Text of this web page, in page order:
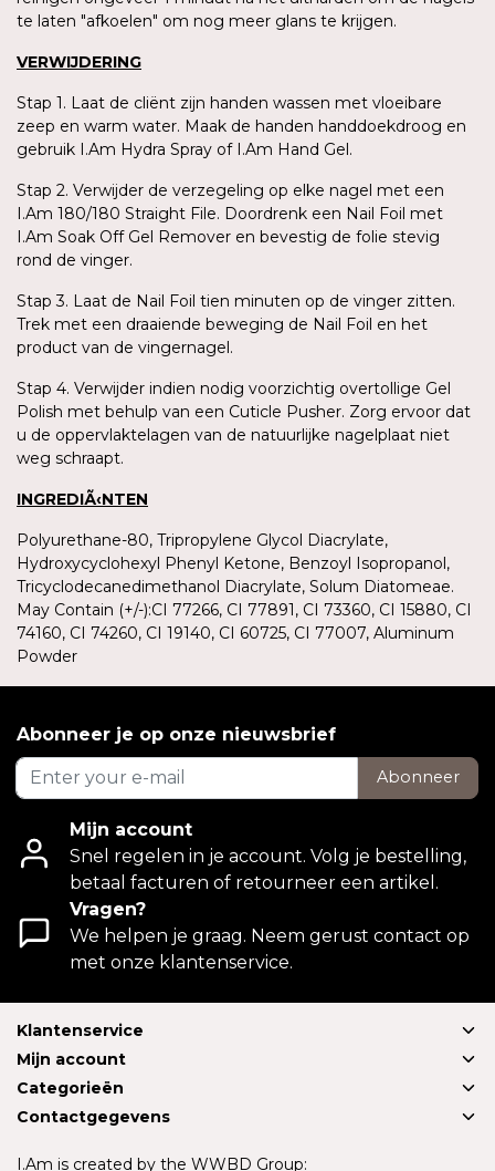
te laten "afkoelen" om nog meer glans te krijgen.
VERWIJDERING
Stap 1. Laat de cliënt zijn handen wassen met vloeibare
zeep en warm water. Maak de handen handdoekdroog en
gebruik I.Am Hydra Spray of I.Am Hand Gel.
Stap 2. Verwijder de verzegeling op elke nagel met een
I.Am 180/180 Straight File. Doordrenk een Nail Foil met
I.Am Soak Off Gel Remover en bevestig de folie stevig
rond de vinger.
Stap 3. Laat de Nail Foil tien minuten op de vinger zitten.
Trek met een draaiende beweging de Nail Foil en het
product van de vingernagel.
Stap 4. Verwijder indien nodig voorzichtig overtollige Gel
Polish met behulp van een Cuticle Pusher. Zorg ervoor dat
u de oppervlaktelagen van de natuurlijke nagelplaat niet
weg schraapt.
INGREDIÃ‹NTEN
Polyurethane-80, Tripropylene Glycol Diacrylate,
Hydroxycyclohexyl Phenyl Ketone, Benzoyl Isopropanol,
Tricyclodecanedimethanol Diacrylate, Solum Diatomeae.
May Contain (+/-):CI 77266, CI 77891, CI 73360, CI 15880, CI
74160, CI 74260, CI 19140, CI 60725, CI 77007, Aluminum
Powder
Abonneer je op onze nieuwsbrief
Abonneer
Mijn account
Snel regelen in je account. Volg je bestelling,
betaal facturen of retourneer een artikel.
Vragen?
We helpen je graag. Neem gerust contact op
met onze klantenservice.
Klantenservice
Mijn account
Categorieën
Contactgegevens
I.Am is created by the WWBD Group: